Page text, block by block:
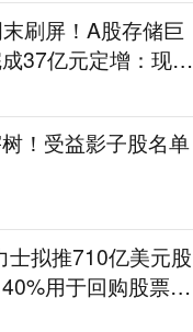
刷屏！A股存储巨
37亿元定增：现价
560元
！受益影子股名单
士拟推710亿美元股
用于回购股票，
规模